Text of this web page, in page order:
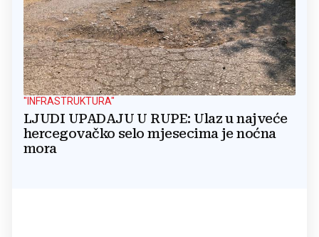
"INFRASTRUKTURA"
LJUDI UPADAJU U RUPE: Ulaz u najveće
hercegovačko selo mjesecima je noćna
mora